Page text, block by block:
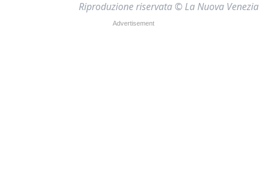
Riproduzione riservata © La Nuova Venezia